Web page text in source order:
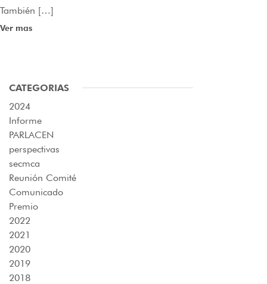
También […]
Ver mas
CATEGORIAS
2024
Informe
PARLACEN
perspectivas
secmca
Reunión Comité
Comunicado
Premio
2022
2021
2020
2019
2018